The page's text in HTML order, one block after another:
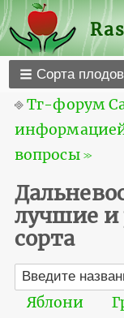
Сорта
⎆Тг-форум
информацией
вопросы ≫
лучшие и
сорта
Яблони